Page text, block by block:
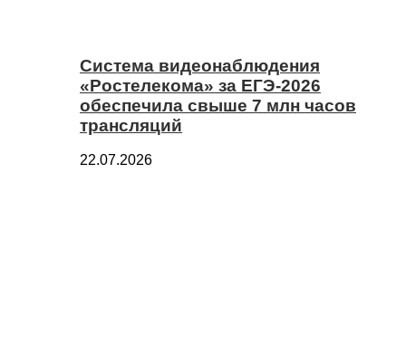
Система видеонаблюдения
«Ростелекома» за ЕГЭ-2026
обеспечила свыше 7 млн часов
трансляций
22.07.2026